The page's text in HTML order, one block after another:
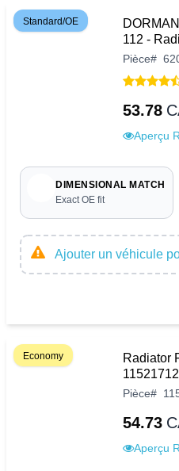
Standard/OE
112 -
Pièce#
53.78
Aperçu
DIMENSIONAL MATCH
Exact OE fit
Ajouter un véhicule
Economy
Radiator
Pièce#
54.73
Aperçu